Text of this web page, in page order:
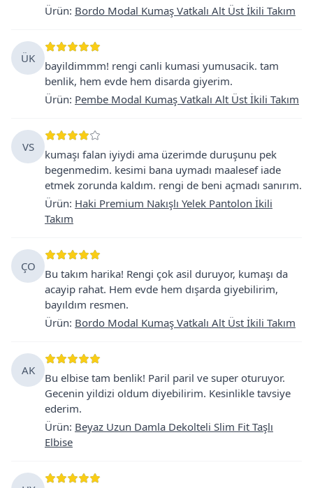
Ürün: Bordo Modal Kumaş Vatkalı Alt Üst İkili Takım
ÜK
bayildimmm! rengi canli kumasi yumusacik. tam
benlik, hem evde hem disarda giyerim.
Ürün: Pembe Modal Kumaş Vatkalı Alt Üst İkili Takım
VS
kumaşı falan iyiydi ama üzerimde duruşunu pek
begenmedim. kesimi bana uymadı maalesef iade
etmek zorunda kaldım. rengi de beni açmadı sanırım.
Ürün: Haki Premium Nakışlı Yelek Pantolon İkili
Takım
ÇO
Bu takım harika! Rengi çok asil duruyor, kumaşı da
acayip rahat. Hem evde hem dışarda giyebilirim,
bayıldım resmen.
Ürün: Bordo Modal Kumaş Vatkalı Alt Üst İkili Takım
AK
Bu elbise tam benlik! Paril paril ve super oturuyor.
Gecenin yildizi oldum diyebilirim. Kesinlikle tavsiye
ederim.
Ürün: Beyaz Uzun Damla Dekolteli Slim Fit Taşlı
Elbise